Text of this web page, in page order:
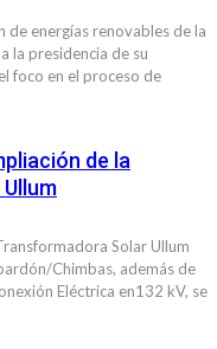
de energías renovables de la
la presidencia de su
foco en el proceso de
de la
Solar Ullum
Chimbas, además de
Eléctrica en132 kV, se